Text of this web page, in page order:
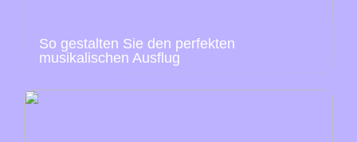
So gestalten Sie den perfekten
musikalischen Ausflug